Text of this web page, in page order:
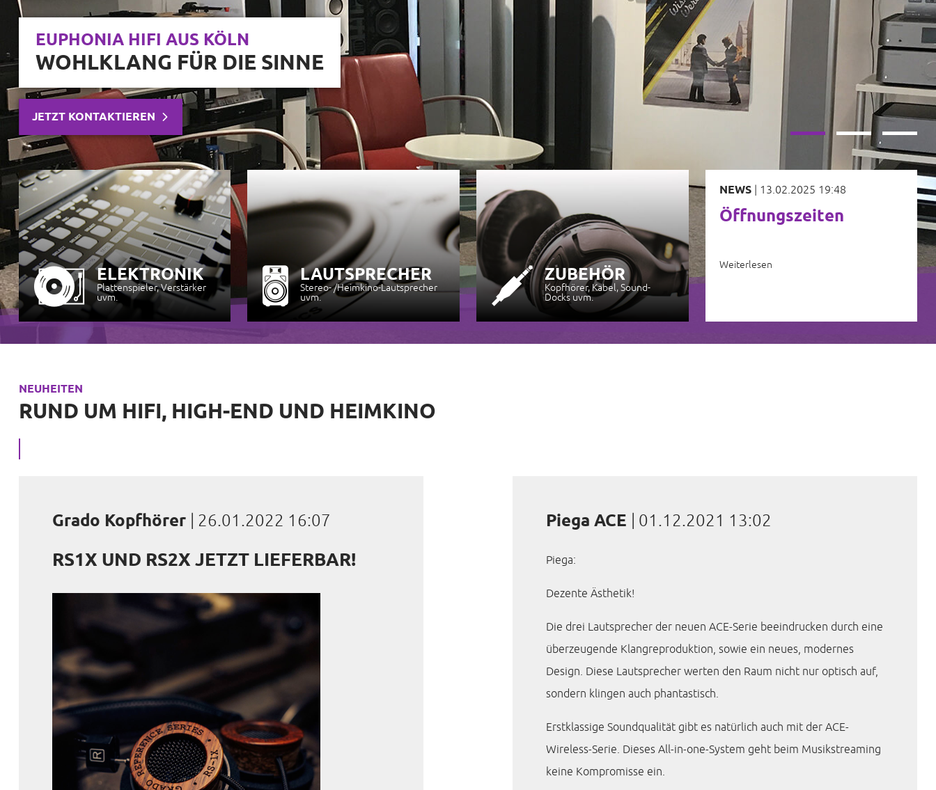
AKTUELLE ANGEBOTE
QUALITÄT & EXKLUSIVER SOUND
ZUM GÜNSTIGEN PREIS
JETZT ENTDECKEN
ELEKTRONIK
Plattenspieler, Verstärker
uvm.
LAUTSPRECHER
Stereo- /Heimkino-Lautsprecher
uvm.
ZUBEHÖR
Kopfhörer, Kabel, Sound-
Docks uvm.
NEWS | 13.02.2025 19:48
Öffnungszeiten
Weiterlesen
NEUHEITEN
RUND UM HIFI, HIGH-END UND HEIMKINO
Grado Kopfhörer 26.01.2022 16:07
RS1X UND RS2X JETZT LIEFERBAR!
Piega ACE 01.12.2021 13:02
Piega:
Dezente Ästhetik!
Die drei Lautsprecher der neuen ACE-Serie beeindrucken durch eine
überzeugende Klangreproduktion, sowie ein neues, modernes
Design. Diese Lautsprecher werten den Raum nicht nur optisch auf,
sondern klingen auch phantastisch.
Erstklassige Soundqualität gibt es natürlich auch mit der ACE-
Wireless-Serie. Dieses All-in-one-System geht beim Musikstreaming
keine Kompromisse ein.